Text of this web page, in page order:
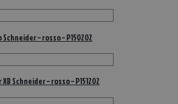
– rosso – P150202
Schneider – rosso – P151202